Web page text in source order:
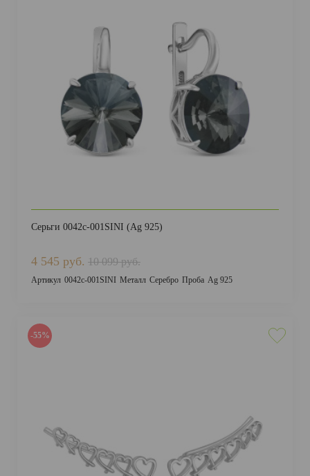
Серьги 0042с-001SINI (Ag 925)
4 545 руб. 10 099 руб.
Артикул 0042с-001SINI Металл Серебро Проба Ag 925
-55%